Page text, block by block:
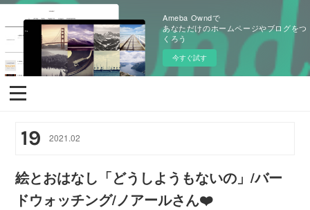
Ameba Owndで
あなただけのホームページやブログをつ
くろう
今すぐ試す
19 2021 .02
絵とおはなし「どうしようもないの」/バー
ドウォッチング/ノアールさん❤️